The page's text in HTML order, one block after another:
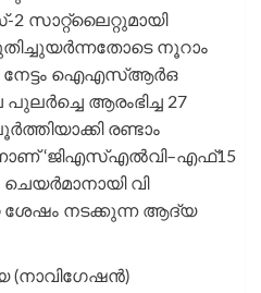
സാറ്റ്‌ലൈറ്റുമായി
നൂറാം
നേട്ടം ഐഎസ്ആർഒ
ആരംഭിച്ച 27
രണ്ടാം
‘ജിഎസ്എൽവി–എഫ്15
വി
ശേഷം നടക്കുന്ന ആദ്യ
(നാവിഗേഷൻ)